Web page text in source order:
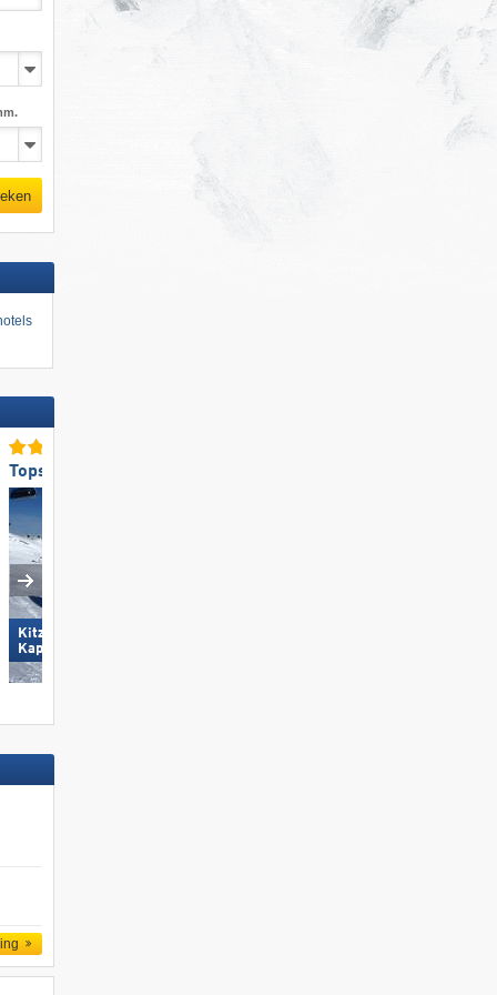
Topsneeuwzekerheid
Kitzsteinhorn/​Maiskogel -
Kaprun